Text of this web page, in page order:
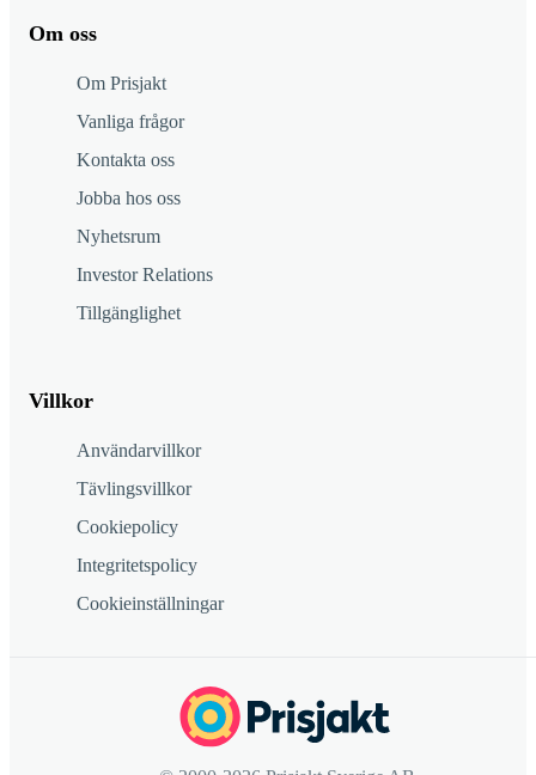
Om oss
Om Prisjakt
Vanliga frågor
Kontakta oss
Jobba hos oss
Nyhetsrum
Investor Relations
Tillgänglighet
Villkor
Användarvillkor
Tävlingsvillkor
Cookiepolicy
Integritetspolicy
Cookieinställningar